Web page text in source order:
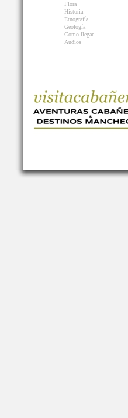
Flora
Historia
Etnografía
Geología
Como llegar
Audios